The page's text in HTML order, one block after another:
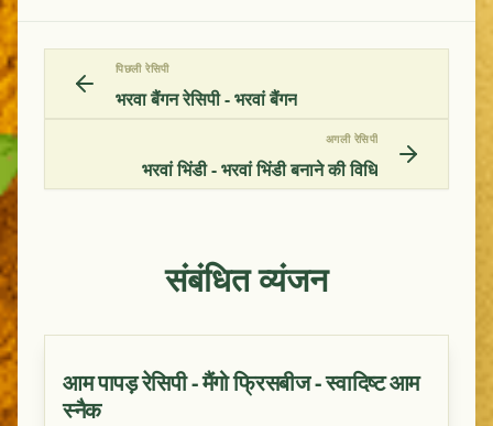
पिछली रेसिपी
भरवा बैंगन रेसिपी - भरवां बैंगन
अगली रेसिपी
भरवां भिंडी - भरवां भिंडी बनाने की विधि
संबंधित व्यंजन
आम पापड़ रेसिपी - मैंगो फ्रिसबीज - स्वादिष्ट आम
स्नैक